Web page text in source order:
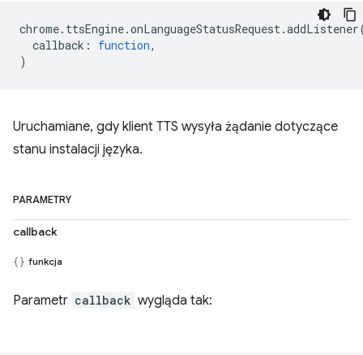
chrome. ttsEngine.onLanguageStatusRequest.addListener
callback : function,
)
Uruchamiane, gdy klient TTS wysyła żądanie dotyczące
stanu instalacji języka.
PARAMETRY
callback
funkcja
Parametr callback wygląda tak: